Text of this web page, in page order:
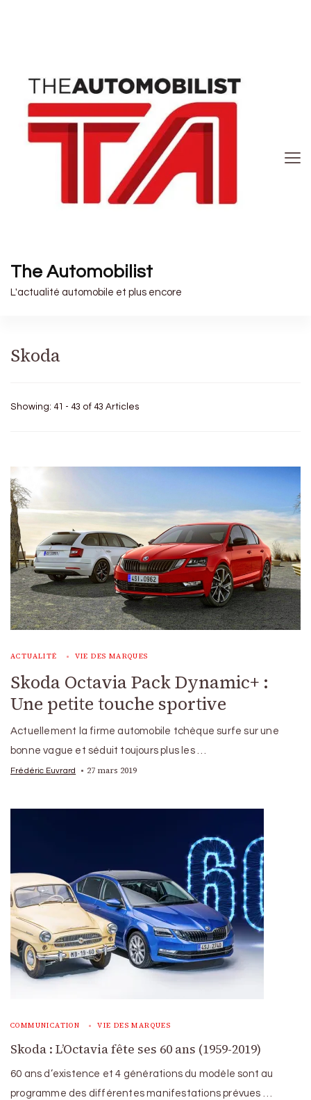
The Automobilist
L'actualité automobile et plus encore
Skoda
Showing: 41 - 43 of 43 Articles
ACTUALITÉ VIE DES MARQUES
Skoda Octavia Pack Dynamic+ :
Une petite touche sportive
Actuellement la firme automobile tchèque surfe sur une
bonne vague et séduit toujours plus les …
Frédéric Euvrard 27 mars 2019
COMMUNICATION VIE DES MARQUES
Skoda : L’Octavia fête ses 60 ans (1959-2019)
60 ans d’existence et 4 générations du modèle sont au
programme des différentes manifestations prévues …